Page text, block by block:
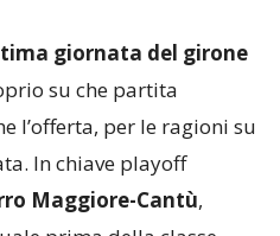
giornata del girone
su che partita
l’offerta, per le ragioni su
In chiave playoff
Maggiore-Cantù,